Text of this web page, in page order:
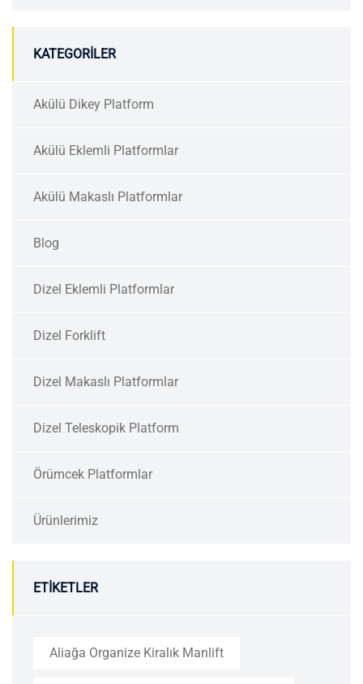
KATEGORILER
Akülü Dikey Platform
Akülü Eklemli Platformlar
Akülü Makaslı Platformlar
Blog
Dizel Eklemli Platformlar
Dizel Forklift
Dizel Makaslı Platformlar
Dizel Teleskopik Platform
Örümcek Platformlar
Ürünlerimiz
ETIKETLER
Aliağa Organize Kiralık Manlift